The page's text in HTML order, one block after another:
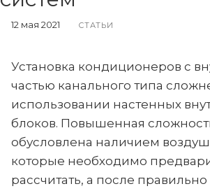
12 мая 2021 СТАТЬИ
Установка кондиционеров с
частью канального типа
использовании настенных
блоков. Повышенная
обусловлена наличием
которые необходимо
рассчитать, а после